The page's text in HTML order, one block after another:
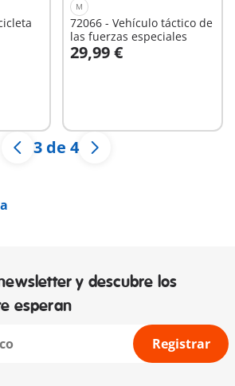
M
72066 - Vehículo táctico de
las fuerzas especiales
29,99 €
A la cesta
3 de 4
y descubre los
esperan
Registrar